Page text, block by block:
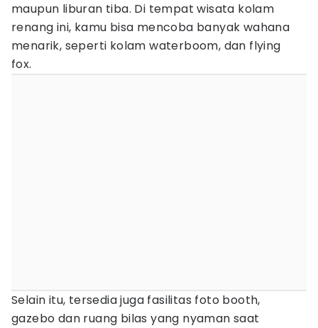
maupun liburan tiba. Di tempat wisata kolam
renang ini, kamu bisa mencoba banyak wahana
menarik, seperti kolam waterboom, dan flying
fox.
Selain itu, tersedia juga fasilitas foto booth,
gazebo dan ruang bilas yang nyaman saat